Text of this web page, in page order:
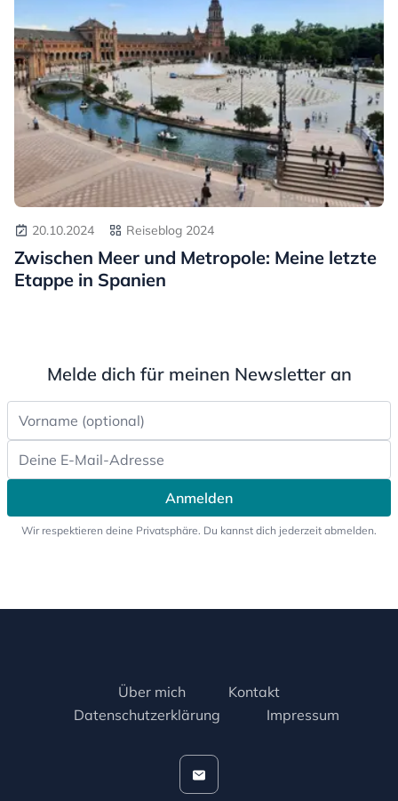
20.10.2024 Reiseblog 2024
Zwischen Meer und Metropole: Meine letzte
Etappe in Spanien
Melde dich für meinen Newsletter an
Anmelden
Wir respektieren deine Privatsphäre. Du kannst dich jederzeit abmelden.
Über mich
Kontakt
Datenschutzerklärung
Impressum